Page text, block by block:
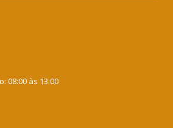
08:00 às 13:00